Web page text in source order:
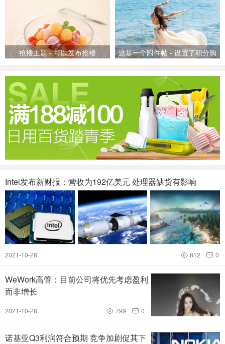
抢楼主题 - 可以发布抢楼
这是一个附件帖 - 设置了积分购
Intel发布新财报：营收为192亿美元 处理器缺货有影响
2021-10-28  0
 812
WeWork高管：目前公司将优先考虑盈利
而非增长
2021-10-28  0
 799
诺基亚Q3利润符合预期 竞争加剧促其下